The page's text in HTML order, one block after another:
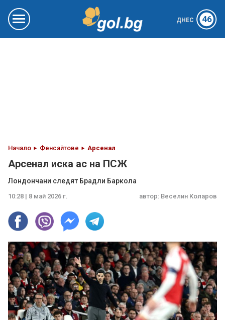
ДНЕС 46
Начало Фенсайтове Арсенал
Арсенал иска ас на ПСЖ
Лондончани следят Брадли Баркола
10:28 | 8 май 2026 г. автор: Веселин Коларов